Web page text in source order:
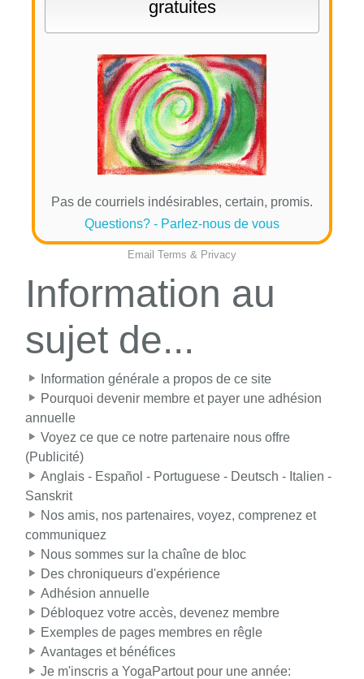
Pas de courriels indésirables, certain, promis.
Questions? - Parlez-nous de vous
Email Terms & Privacy
Information au
sujet de...
Information générale a propos de ce site
Pourquoi devenir membre et payer une adhésion
annuelle
Voyez ce que ce notre partenaire nous offre
(Publicité)
Anglais - Español - Portuguese - Deutsch - Italien -
Sanskrit
Nos amis, nos partenaires, voyez, comprenez et
communiquez
Nous sommes sur la chaîne de bloc
Des chroniqueurs d'expérience
Adhésion annuelle
Débloquez votre accès, devenez membre
Exemples de pages membres en rêgle
Avantages et bénéfices
Je m'inscris a YogaPartout pour une année: